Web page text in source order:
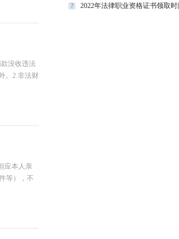
没收违法
。2.非法财
应本人亲
等），不
7 2022年法律职业资格证书领取